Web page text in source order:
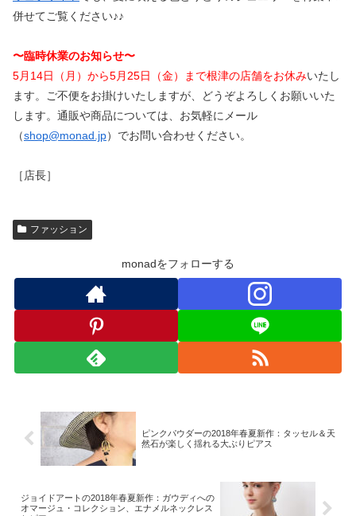
併せてご覧ください♪♪
〜臨時休業のお知らせ〜
5月14日（月）から5月25日（金）まで根津の店舗をお休みいたし
ます。ご不便をお掛けいたしますが、どうぞよろしくお願いいた
します。通販や商品については、お気軽にメール
（shop@monad.jp）でお問い合わせください。
［店長］
ファッション
monadをフォローする
ピンクパウダーの2018年春夏新作：タッセル＆天
然石が楽しく揺れる大ぶりピアス
ジョイドアートの2018年春夏新作：ガウディへの
オマージュ・コレクション、エナメルネックレス